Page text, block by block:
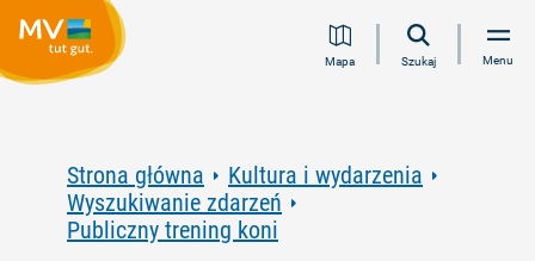
Przejdź
Przejdź
Przejdź
Przejdź
Mapa Szukaj Menu
Strona główna
Kultura i wydarzenia
Wyszukiwanie zdarzeń
Publiczny trening koni